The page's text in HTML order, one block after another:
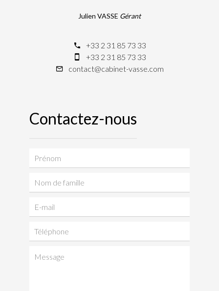
Julien VASSE Gérant
+33 2 31 85 73 33
+33 2 31 85 73 33
contact@cabinet-vasse.com
Contactez-nous